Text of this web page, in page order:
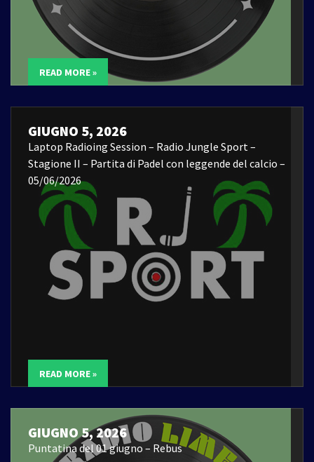
READ MORE »
GIUGNO 5, 2026
Laptop Radioing Session – Radio Jungle Sport –
Stagione II – Partita di Padel con leggende del calcio –
05/06/2026
READ MORE »
GIUGNO 5, 2026
Puntatina del 01 giugno – Rebus